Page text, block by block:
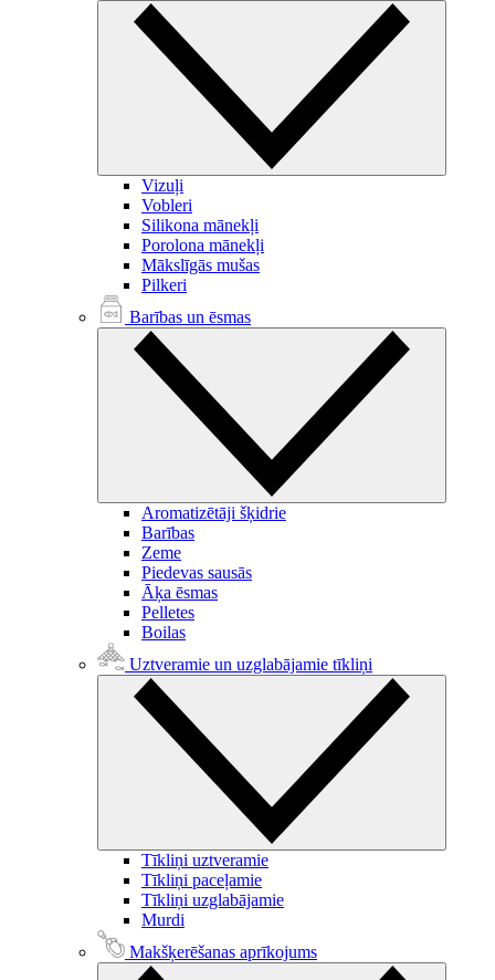
Vizuļi
Vobleri
Silikona mānekļi
Porolona mānekļi
Mākslīgās mušas
Pilkeri
Barības un ēsmas
Aromatizētāji šķidrie
Barības
Zeme
Piedevas sausās
Āķa ēsmas
Pelletes
Boilas
Uztveramie un uzglabājamie tīkliņi
Tīkliņi uztveramie
Tīkliņi paceļamie
Tīkliņi uzglabājamie
Murdi
Makšķerēšanas aprīkojums